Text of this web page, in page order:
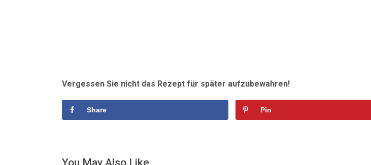
Vergessen Sie nicht das Rezept für später aufzubewahren!
Share Pin
You May Also Like